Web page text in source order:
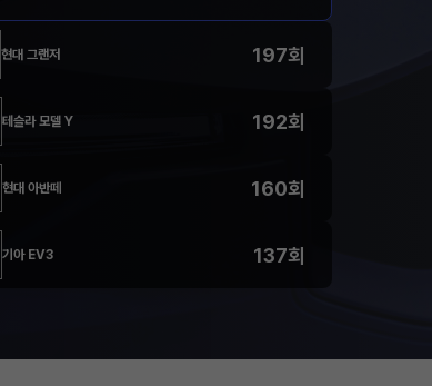
현대 그랜저 197회
테슬라 모델 Y 192회
현대 아반떼 160회
기아 EV3 137회